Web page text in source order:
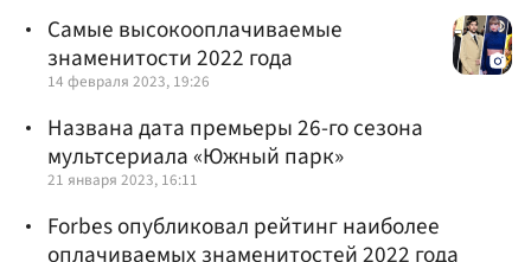
Самые высокооплачиваемые
знаменитости 2022 года
14 февраля 2023, 19:26
Названа дата премьеры 26-го сезона
мультсериала «Южный парк»
21 января 2023, 16:11
Forbes опубликовал рейтинг наиболее
оплачиваемых знаменитостей 2022 года